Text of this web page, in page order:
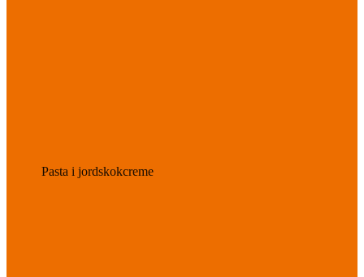
Pasta i jordskokcreme